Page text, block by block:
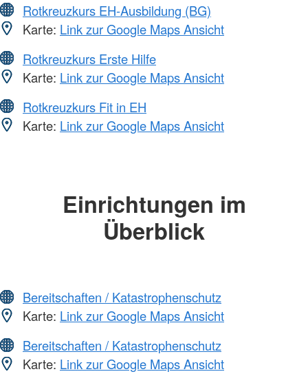
Rotkreuzkurs EH-Ausbildung (BG)
Karte: Link zur Google Maps Ansicht
Rotkreuzkurs Erste Hilfe
Karte: Link zur Google Maps Ansicht
Rotkreuzkurs Fit in EH
Karte: Link zur Google Maps Ansicht
Einrichtungen im
Überblick
Bereitschaften / Katastrophenschutz
Karte: Link zur Google Maps Ansicht
Bereitschaften / Katastrophenschutz
Karte: Link zur Google Maps Ansicht